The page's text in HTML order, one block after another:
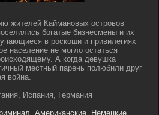
жителей Каймановых островов
богатые бизнесмены и их
в роскоши и привилегиях
население не могло остаться
А когда девушка
местный парень полюбили друг
война.
Испания, Германия
, Американские, Немецкие